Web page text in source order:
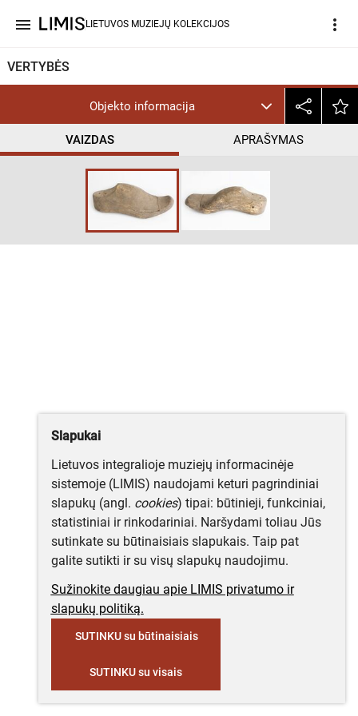
menu LIETUVOS MUZIEJŲ KOLEKCIJOS more_vert
VERTYBĖS
Objekto informacija
VAIZDAS APRAŠYMAS
CC BY-NC-ND
Slapukai
Lietuvos integralioje muziejų informacinėje
sistemoje (LIMIS) naudojami keturi pagrindiniai
slapukų (angl. cookies) tipai: būtinieji, funkciniai,
statistiniai ir rinkodariniai. Naršydami toliau Jūs
sutinkate su būtinaisiais slapukais. Taip pat
galite sutikti ir su visų slapukų naudojimu.
Sužinokite daugiau apie LIMIS privatumo ir
slapukų politiką.
SUTINKU su būtinaisiais
SUTINKU su visais